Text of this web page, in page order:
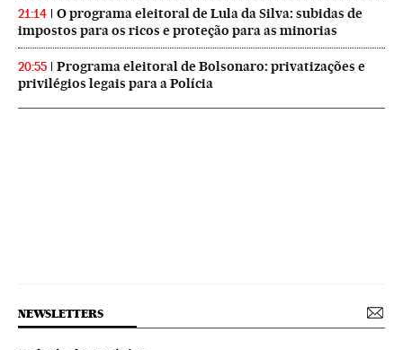
21:14
O programa eleitoral de Lula da Silva: subidas de
impostos para os ricos e proteção para as minorias
20:55
Programa eleitoral de Bolsonaro: privatizações e
privilégios legais para a Polícia
NEWSLETTERS